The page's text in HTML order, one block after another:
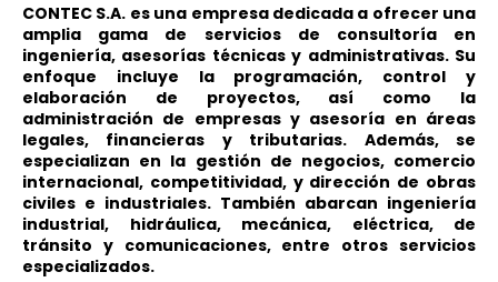
CONTEC S.A. es una empresa dedicada a ofrecer una
amplia gama de servicios de consultoría en
ingeniería, asesorías técnicas y administrativas. Su
enfoque incluye la programación, control y
elaboración de proyectos, así como la
administración de empresas y asesoría en áreas
legales, financieras y tributarias. Además, se
especializan en la gestión de negocios, comercio
internacional, competitividad, y dirección de obras
civiles e industriales. También abarcan ingeniería
industrial, hidráulica, mecánica, eléctrica, de
tránsito y comunicaciones, entre otros servicios
especializados.